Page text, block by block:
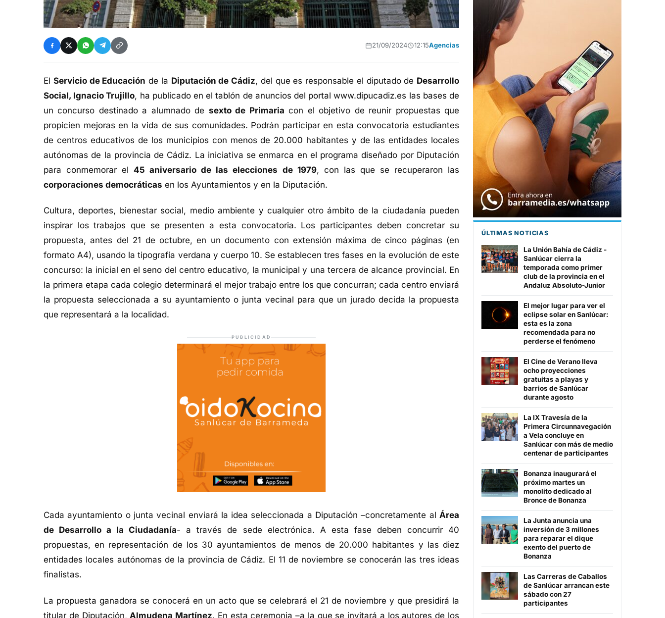
21/09/2024 12:15Agencias
El Servicio de Educación de la Diputación de Cádiz, del que es responsable el diputado de Desarrollo
Social, Ignacio Trujillo, ha publicado en el tablón de anuncios del portal www.dipucadiz.es las bases de
un concurso destinado a alumnado de sexto de Primaria con el objetivo de reunir propuestas que
propicien mejoras en la vida de sus comunidades. Podrán participar en esta convocatoria estudiantes
de centros educativos de los municipios con menos de 20.000 habitantes y de las entidades locales
autónomas de la provincia de Cádiz. La iniciativa se enmarca en el programa diseñado por Diputación
para conmemorar el45 aniversario de las elecciones de 1979, con las que se recuperaron las
corporaciones democráticas en los Ayuntamientos y en la Diputación.
Cultura, deportes, bienestar social, medio ambiente y cualquier otro ámbito de la ciudadanía pueden
inspirar los trabajos que se presenten a esta convocatoria. Los participantes deben concretar su
propuesta, antes del 21 de octubre, en un documento con extensión máxima de cinco páginas (en
formato A4), usando la tipografía verdana y cuerpo 10. Se establecen tres fases en la evolución de este
concurso: la inicial en el seno del centro educativo, la municipal y una tercera de alcance provincial. En
la primera etapa cada colegio determinará el mejor trabajo entre los que concurran; cada centro enviará
la propuesta seleccionada a su ayuntamiento o junta vecinal para que un jurado decida la propuesta
que representará a la localidad.
PUBLICIDAD
Cada ayuntamiento o junta vecinal enviará la idea seleccionada a Diputación –concretamente al Área
de Desarrollo a la Ciudadanía- a través de sede electrónica. A esta fase deben concurrir 40
propuestas, en representación de los 30 ayuntamientos de menos de 20.000 habitantes y las diez
entidades locales autónomas de la provincia de Cádiz. El 11 de noviembre se conocerán las tres ideas
finalistas.
La propuesta ganadora se conocerá en un acto que se celebrará el 21 de noviembre y que presidirá la
titular de Diputación,Almudena Martínez. En esta ceremonia –a la que se invitará a los autores de los
ÚLTIMAS NOTICIAS
La Unión Bahía de Cádiz -
Sanlúcar cierra la
temporada como primer
club de la provincia en el
Andaluz Absoluto-Junior
El mejor lugar para ver el
eclipse solar en Sanlúcar:
esta es la zona
recomendada para no
perderse el fenómeno
El Cine de Verano lleva
ocho proyecciones
gratuitas a playas y
barrios de Sanlúcar
durante agosto
La IX Travesía de la
Primera Circunnavegación
a Vela concluye en
Sanlúcar con más de medio
centenar de participantes
Bonanza inaugurará el
próximo martes un
monolito dedicado al
Bronce de Bonanza
La Junta anuncia una
inversión de 3 millones
para reparar el dique
exento del puerto de
Bonanza
Las Carreras de Caballos
de Sanlúcar arrancan este
sábado con 27
participantes